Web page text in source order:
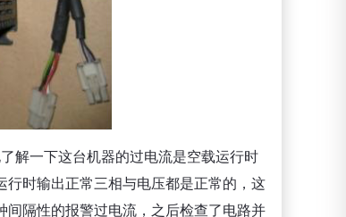
解一下这台机器的过电流是空载运行时
时输出正常三相与电压都是正常的，这
隔性的报警过电流，之后检查了电路并